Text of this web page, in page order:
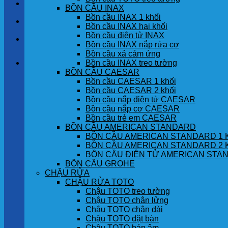
GÓC KHÁCH HÀNG
Chưa có sản phẩm trong giỏ hàng.
BỒN CẦU INAX
Bồn cầu INAX 1 khối
Bồn cầu INAX hai khối
Bồn cầu điện tử INAX
Bồn cầu INAX nắp rửa cơ
Bồn cầu xả cảm ứng
Bồn cầu INAX treo tường
BỒN CẦU CAESAR
Bồn cầu CAESAR 1 khối
Bồn cầu CAESAR 2 khối
Bồn cầu nắp điện tử CAESAR
Bồn cầu nắp cơ CAESAR
Bồn cầu trẻ em CAESAR
BỒN CẦU AMERICAN STANDARD
BỒN CẦU AMERICAN STANDARD 1
BỒN CẦU AMERICAN STANDARD 2
BỒN CẦU ĐIỆN TỬ AMERICAN
BỒN CẦU GROHE
CHẬU RỬA
CHẬU RỬA TOTO
Chậu TOTO treo tường
Chậu TOTO chân lửng
Chậu TOTO chân dài
Chậu TOTO đặt bàn